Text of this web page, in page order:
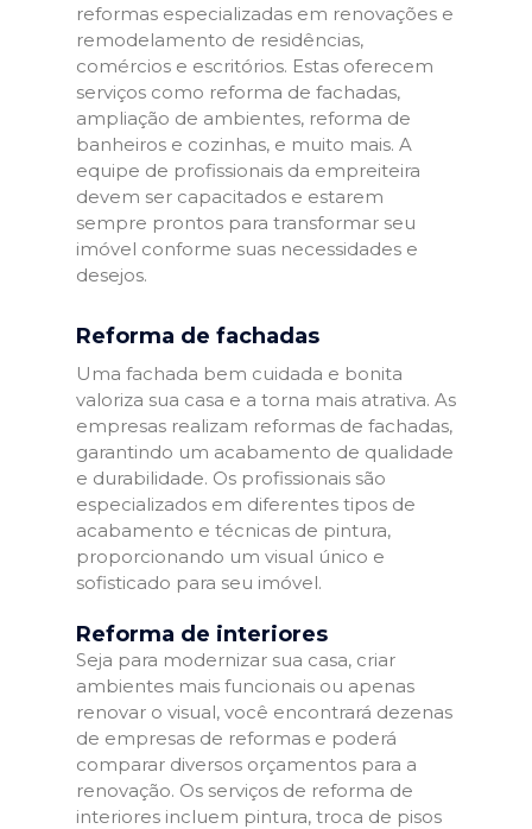
reformas especializadas em renovações e
remodelamento de residências,
comércios e escritórios. Estas oferecem
serviços como reforma de fachadas,
ampliação de ambientes, reforma de
banheiros e cozinhas, e muito mais. A
equipe de profissionais da empreiteira
devem ser capacitados e estarem
sempre prontos para transformar seu
imóvel conforme suas necessidades e
desejos.
Reforma de fachadas
Uma fachada bem cuidada e bonita
valoriza sua casa e a torna mais atrativa. As
empresas realizam reformas de fachadas,
garantindo um acabamento de qualidade
e durabilidade. Os profissionais são
especializados em diferentes tipos de
acabamento e técnicas de pintura,
proporcionando um visual único e
sofisticado para seu imóvel.
Reforma de interiores
Seja para modernizar sua casa, criar
ambientes mais funcionais ou apenas
renovar o visual, você encontrará dezenas
de empresas de reformas e poderá
comparar diversos orçamentos para a
renovação. Os serviços de reforma de
interiores incluem pintura, troca de pisos